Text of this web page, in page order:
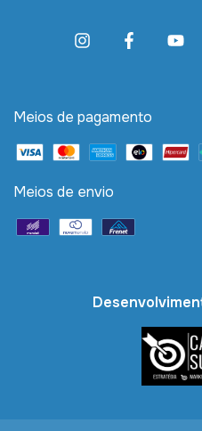
Meios de pagamento
Meios de envio